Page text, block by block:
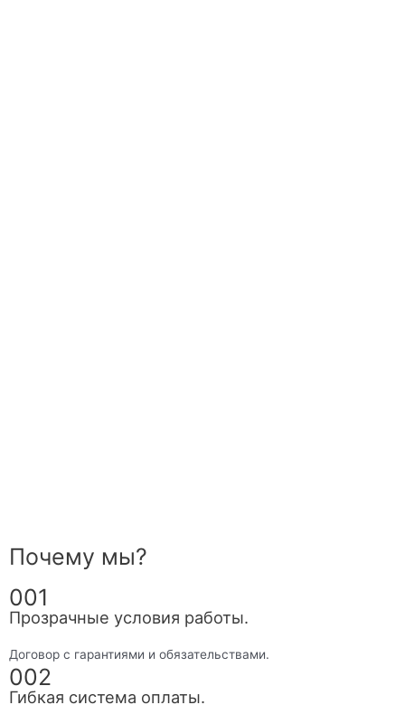
Почему мы?
001
Прозрачные условия работы.
Договор с гарантиями и обязательствами.
002
Гибкая система оплаты.